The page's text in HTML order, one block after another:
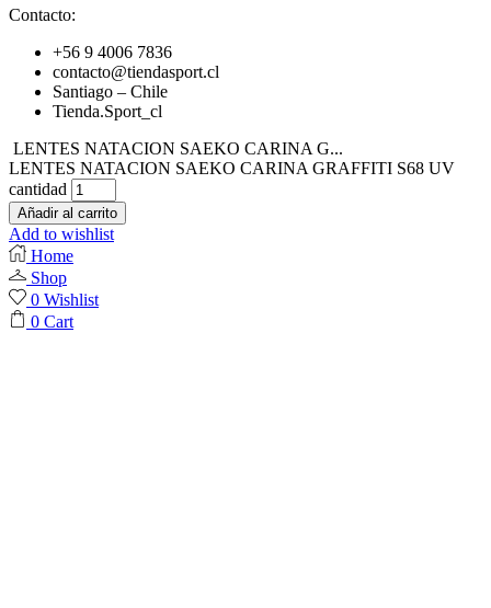
Contacto:
+56 9 4006 7836
contacto@tiendasport.cl
Santiago – Chile
Tienda.Sport_cl
LENTES NATACION SAEKO CARINA G...
LENTES NATACION SAEKO CARINA GRAFFITI S68 UV
cantidad
Añadir al carrito
Add to wishlist
Home
Shop
0 Wishlist
0 Cart